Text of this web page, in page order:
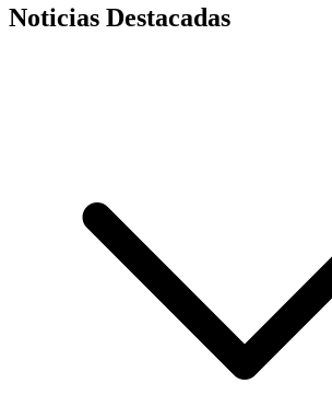
Noticias Destacadas